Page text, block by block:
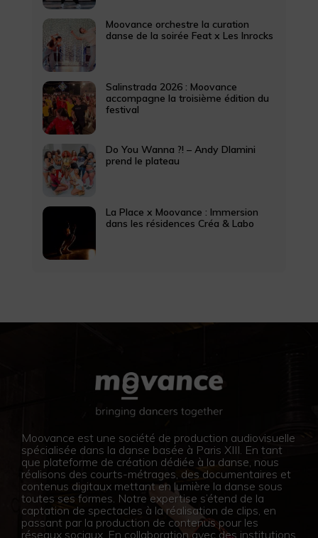
Moovance orchestre la curation
danse de la soirée Feat x Les Inrocks
Salinstrada 2026 : Moovance
accompagne la troisième édition du
festival
Do You Wanna ?! – Andy Dlamini
prend le plateau
La Place x Moovance : Immersion
dans les résidences Créa & Labo
Moovance est une société de production audiovisuelle
spécialisée dans la danse basée à Paris XIII. En tant
que plateforme de création dédiée à la danse, nous
réalisons des courts-métrages, des documentaires et
contenus digitaux mettant en lumière la danse sous
toutes ses formes. Notre expertise s’étend de la
captation de spectacles à la réalisation de clips, en
passant par la production de contenus pour les
réseaux sociaux. En collaboration avec des institutions